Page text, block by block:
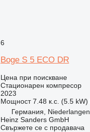
6
Boge S 5 ECO DR
Цена при поискване
Стационарен компресор
2023
Мощност 7.48 к.с. (5.5 kW)
Германия, Niederlangen
Heinz Sanders GmbH
Свържете се с продавача